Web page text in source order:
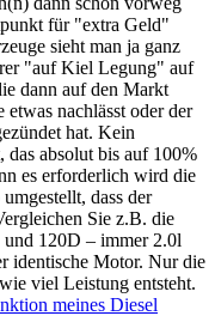
für "extra Geld"
sieht man ja ganz
"auf Kiel Legung" auf
dann auf den Markt
nachlässt oder der
hat. Kein
absolut bis auf 100%
es erforderlich wird die
dass der
Sie z.B. die
120D – immer 2.0l
identische Motor. Nur die
viel Leistung entsteht.
meines Diesel